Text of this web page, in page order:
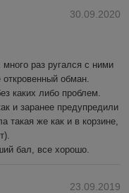
30.09.2020
раз ругался с ними
обман.
каких либо проблем.
и заранее предупредили
такая же как и в корзине,
бал, все хорошо.
23.09.2019